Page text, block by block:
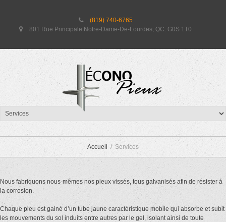
(819) 740-6765
801 Rue Principale Notre-Dame-De-Lourdes, QC. G0S 1T0
SERVICES
Accueil Services
Nous fabriquons nous-mêmes nos pieux vissés, tous galvanisés afin de résister à
la corrosion.
Chaque pieu est gainé d’un tube jaune caractéristique mobile qui absorbe et subit
les mouvements du sol induits entre autres par le gel, isolant ainsi de toute